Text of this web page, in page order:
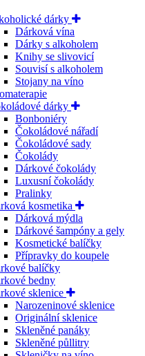
dárky
Dárková vína
Dárky s alkoholem
Knihy se slivovicí
Souvisí s alkoholem
Stojany na víno
dárky
Bonboniéry
Čokoládové nářadí
Čokoládové sady
Čokolády
Dárkové čokolády
Luxusní čokolády
Pralinky
kosmetika
Dárková mýdla
Dárkové šampóny a gely
Kosmetické balíčky
Přípravky do koupele
balíčky
bedny
sklenice
Narozeninové sklenice
Originální sklenice
Skleněné panáky
Skleněné půllitry